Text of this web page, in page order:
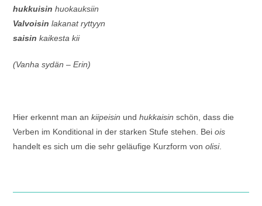
hukkuisin huokauksiin
Valvoisin lakanat ryttyyn
saisin kaikesta kii
(Vanha sydän – Erin)
Hier erkennt man ankiipeisin undhukkaisin schön, dass die
Verben im Konditional in der starken Stufe stehen. Beiois
handelt es sich um die sehr geläufige Kurzform vonolisi.